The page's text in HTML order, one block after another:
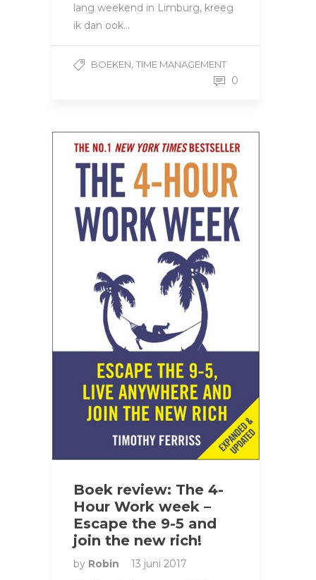
lang weekend in Limburg, kreeg
ik dan ook…
BOEKEN, TIME MANAGEMENT
0
Boek review: The 4-
Hour Work week –
Escape the 9-5 and
join the new rich!
by Robin
13 juni 2017